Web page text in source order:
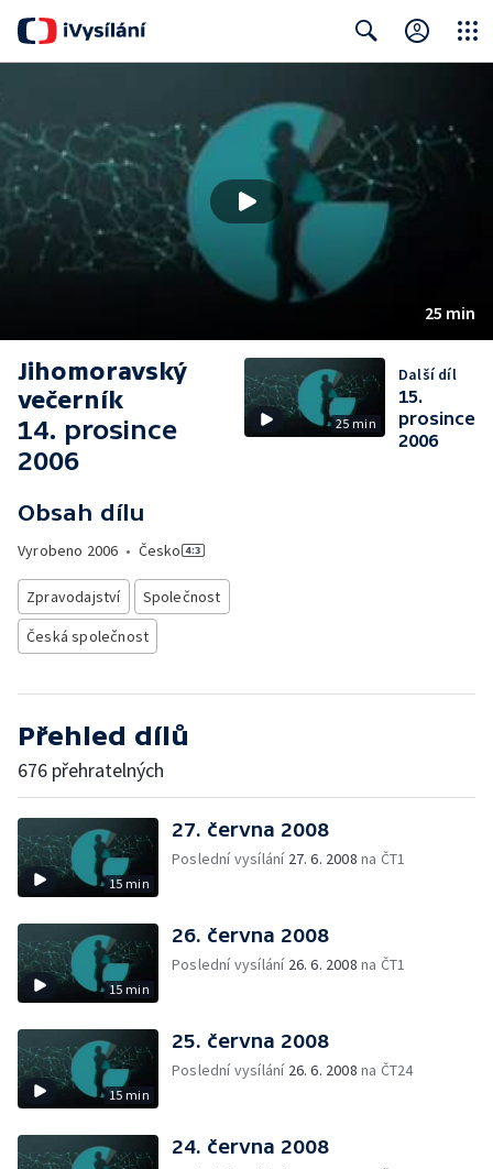
25 min
Jihomoravský
večerník
14. prosince
2006
Obsah dílu
Vyrobeno 2006 • Česko
Zpravodajství
Společnost
Česká společnost
25 min
Další díl
15.
prosince
2006
Přehled dílů
676 přehratelných
15 min
27. června 2008
Poslední vysílání 27. 6. 2008 na ČT1
15 min
26. června 2008
Poslední vysílání 26. 6. 2008 na ČT1
15 min
25. června 2008
Poslední vysílání 26. 6. 2008 na ČT24
24. června 2008